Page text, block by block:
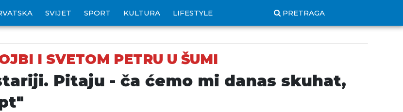
SVIJET SPORT KULTURA LIFESTYLE PRETRAGA
I SVETOM PETRU U ŠUMI
Pitaju - ča ćemo mi danas skuhat,